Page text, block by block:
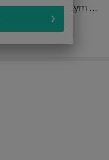
Specjalista nie oferuje umawiania online pod tym adresem.